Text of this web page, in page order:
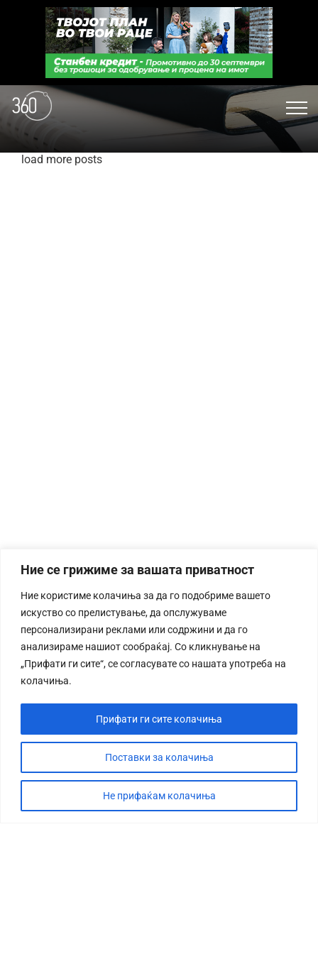
Ние се грижиме за вашата приватност
Ние користиме колачиња за да го подобриме вашето
искуство со прелистување, да опслужуваме
персонализирани реклами или содржини и да го
анализираме нашиот сообраќај. Со кликнување на
„Прифати ги сите“, се согласувате со нашата употреба на
колачиња.
Поставки за колачиња
Не прифаќам колачиња
Прифати ги сите колачиња
load more posts
СТОРИЈА
ДЕБАТА